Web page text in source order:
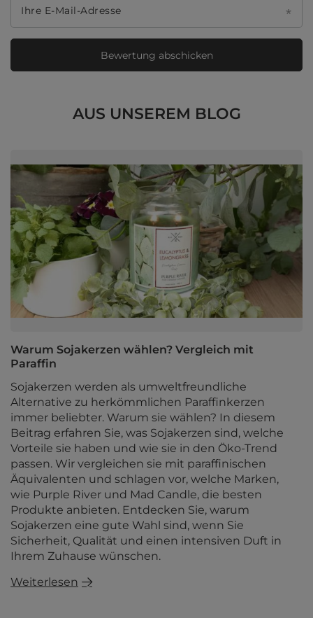
Ihre E-Mail-Adresse
Bewertung abschicken
AUS UNSEREM BLOG
Warum Sojakerzen wählen? Vergleich mit
Paraffin
Sojakerzen werden als umweltfreundliche
Alternative zu herkömmlichen Paraffinkerzen
immer beliebter. Warum sie wählen? In diesem
Beitrag erfahren Sie, was Sojakerzen sind, welche
Vorteile sie haben und wie sie in den Öko-Trend
passen. Wir vergleichen sie mit paraffinischen
Äquivalenten und schlagen vor, welche Marken,
wie Purple River und Mad Candle, die besten
Produkte anbieten. Entdecken Sie, warum
Sojakerzen eine gute Wahl sind, wenn Sie
Sicherheit, Qualität und einen intensiven Duft in
Ihrem Zuhause wünschen.
Weiterlesen